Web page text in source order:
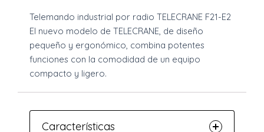
Telemando industrial por radio TELECRANE F21-E2
El nuevo modelo de TELECRANE, de diseño
pequeño y ergonómico, combina potentes
funciones con la comodidad de un equipo
compacto y ligero.
Características